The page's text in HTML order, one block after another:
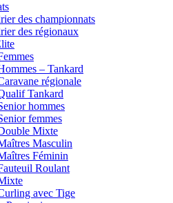
des championnats
des régionaux
– Tankard
régionale
Tankard
hommes
femmes
Mixte
Masculin
Féminin
Roulant
avec Tige